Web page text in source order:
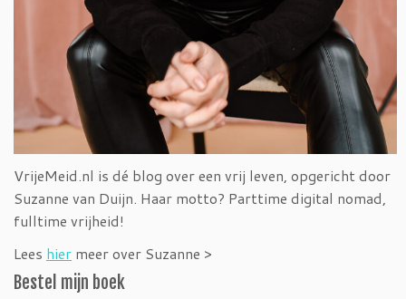
VrijeMeid.nl is dé blog over een vrij leven, opgericht door
Suzanne van Duijn. Haar motto? Parttime digital nomad,
fulltime vrijheid!
Lees hier meer over Suzanne >
Bestel mijn boek